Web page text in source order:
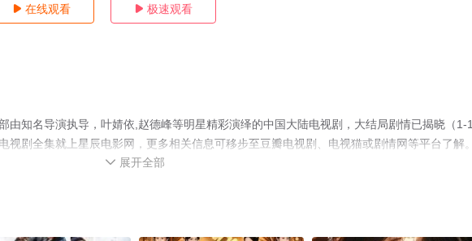
 在线观看  极速观看
由知名导演执导，叶婧依,赵德峰等明星精彩演绎的中国大陆电视剧，大结局剧情已揭晓（1-1
视剧全集就上星辰电影网，更多相关信息可移步至豆瓣电视剧、电视猫或剧情网等平台了解。
 展开全部